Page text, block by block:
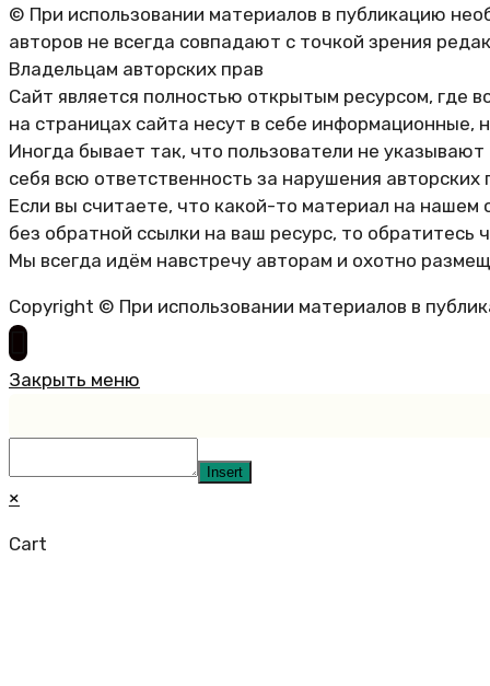
© При использовании материалов в публикацию
авторов не всегда совпадают с точкой зрения
Владельцам авторских прав
Сайт является полностью открытым ресурсом, где
на страницах сайта несут в себе информационные,
Иногда бывает так, что пользователи не
себя всю ответственность за нарушения авторских
Если вы считаете, что какой-то материал на
без обратной ссылки на ваш ресурс, то обратитесь
Мы всегда идём навстречу авторам и охотно
Copyright © При использовании материалов в
Закрыть меню
Insert
×
Cart